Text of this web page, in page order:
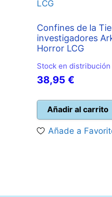
Confines de la
investigadores
Horror LCG
Stock en
El
original
era:
44,99 €.
38,95 €El
actual
es:
38,95 €.
Añadir al carrito
Añade a